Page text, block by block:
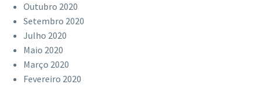
Outubro 2020
Setembro 2020
Julho 2020
Maio 2020
Março 2020
Fevereiro 2020